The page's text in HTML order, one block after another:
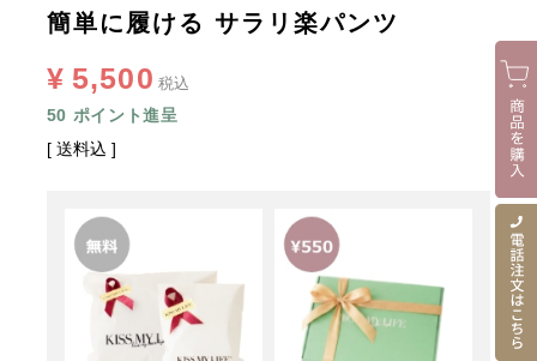
簡単に履ける サラリ楽パンツ
¥ 5,500 税込
50 ポイント進呈
送料込